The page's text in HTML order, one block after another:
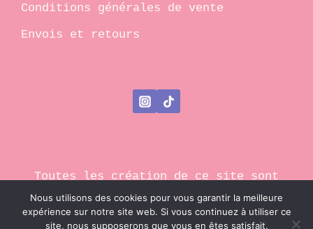
Conditions générales de vente
Envois et retours
Toutes les création de ce site sont
protégées par le droit d'auteur
© 2026 Ma Tête est pleine d'endroits
Nous utilisons des cookies pour vous garantir la meilleure
expérience sur notre site web. Si vous continuez à utiliser ce
site, nous supposerons que vous en êtes satisfait.